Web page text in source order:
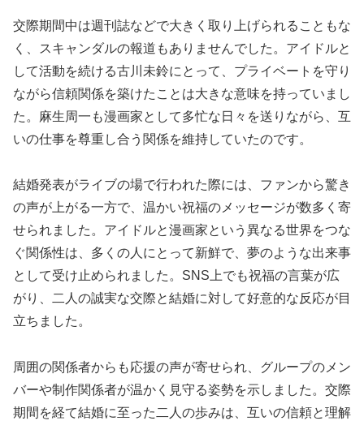
交際期間中は週刊誌などで大きく取り上げられることもな
く、スキャンダルの報道もありませんでした。アイドルと
して活動を続ける古川未鈴にとって、プライベートを守り
ながら信頼関係を築けたことは大きな意味を持っていまし
た。麻生周一も漫画家として多忙な日々を送りながら、互
いの仕事を尊重し合う関係を維持していたのです。
結婚発表がライブの場で行われた際には、ファンから驚き
の声が上がる一方で、温かい祝福のメッセージが数多く寄
せられました。アイドルと漫画家という異なる世界をつな
ぐ関係性は、多くの人にとって新鮮で、夢のような出来事
として受け止められました。SNS上でも祝福の言葉が広
がり、二人の誠実な交際と結婚に対して好意的な反応が目
立ちました。
周囲の関係者からも応援の声が寄せられ、グループのメン
バーや制作関係者が温かく見守る姿勢を示しました。交際
期間を経て結婚に至った二人の歩みは、互いの信頼と理解